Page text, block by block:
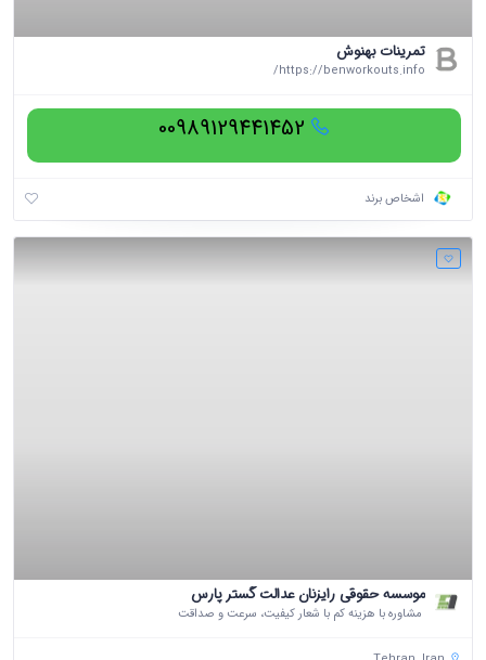
تمرینات بهنوش
https://benworkouts.info/
00989129441452
اشخاص برند
موسسه حقوقی رایزنان عدالت گستر پارس
مشاوره با هزینه کم با شعار کیفیت، سرعت و صداقت